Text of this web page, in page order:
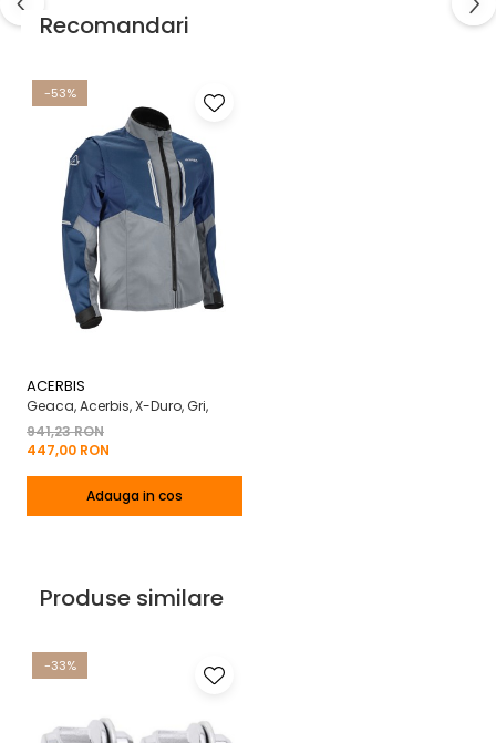
Recomandari
-53%
ACERBIS
Geaca, Acerbis, X-Duro, Gri,
941,23 RON
447,00 RON
Adauga in cos
Produse similare
-33%